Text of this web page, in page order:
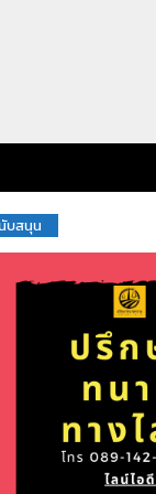
บสนุน